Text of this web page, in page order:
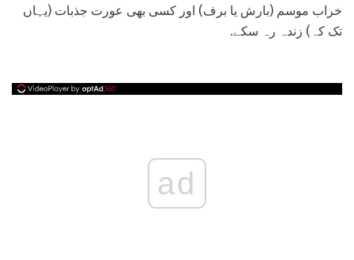
خراب موسم (بارش یا برف) اور کسی بھی عورت جذبات (یہاں
تک کہ) زندہ رہ سکے.
ad